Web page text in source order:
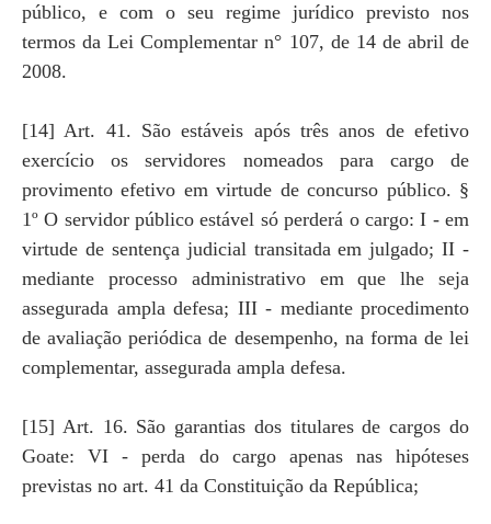
público, e com o seu regime jurídico previsto nos
termos da Lei Complementar n° 107, de 14 de abril de
2008.
[14] Art. 41. São estáveis após três anos de efetivo
exercício os servidores nomeados para cargo de
provimento efetivo em virtude de concurso público. §
1º O servidor público estável só perderá o cargo: I - em
virtude de sentença judicial transitada em julgado; II -
mediante processo administrativo em que lhe seja
assegurada ampla defesa; III - mediante procedimento
de avaliação periódica de desempenho, na forma de lei
complementar, assegurada ampla defesa.
[15] Art. 16. São garantias dos titulares de cargos do
Goate: VI - perda do cargo apenas nas hipóteses
previstas no art. 41 da Constituição da República;